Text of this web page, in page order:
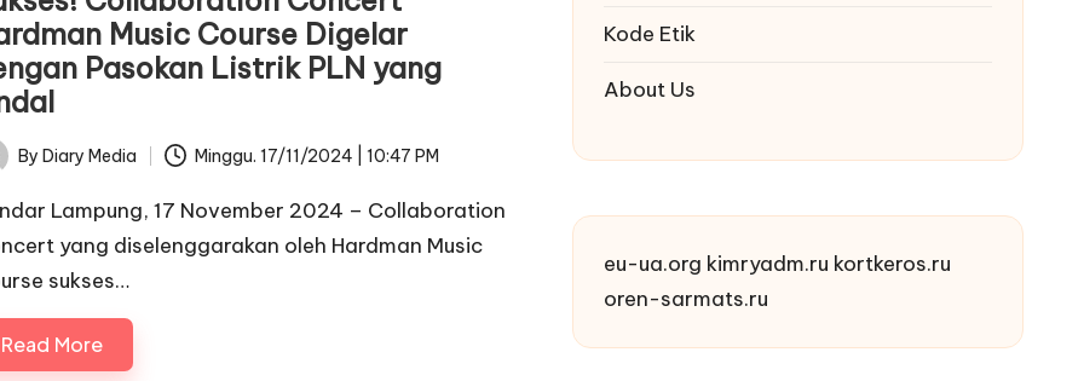
Music Course Digelar
Pasokan Listrik PLN yang
By Diary Media Minggu. 17/11/2024 | 10:47 PM
Lampung, 17 November 2024 – Collaboration
yang diselenggarakan oleh Hardman Music
sukses…
Read More
Kode Etik
About Us
eu-ua.org kimryadm.ru kortkeros.ru
oren-sarmats.ru